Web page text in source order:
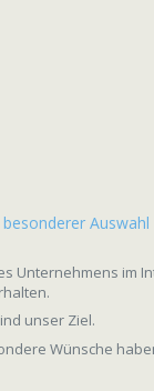
Unternehmens im
unser Ziel.
Wünsche